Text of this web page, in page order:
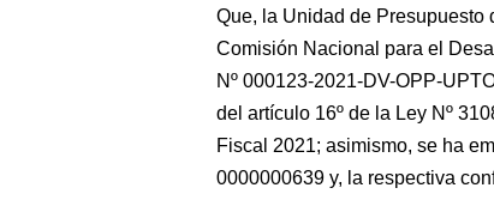
Que, la Unidad de Presupuesto
Comisión Nacional para el
Nº 000123-2021-DV-OPP-
del artículo 16º de la Ley Nº
Fiscal 2021; asimismo, se ha
0000000639 y, la respectiva